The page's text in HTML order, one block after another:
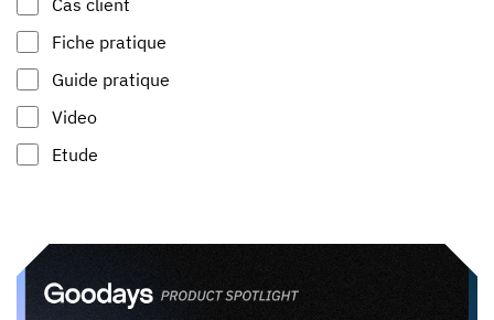
Fiche pratique
Guide pratique
Video
Etude